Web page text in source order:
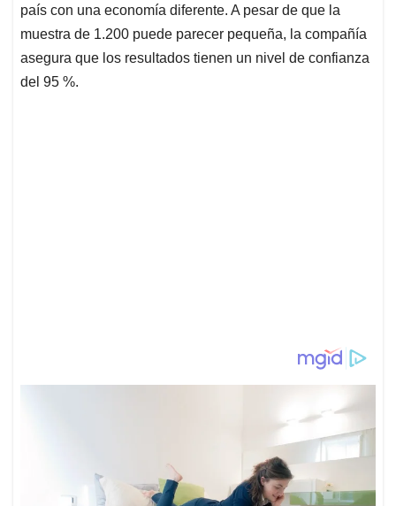
país con una economía diferente. A pesar de que la
muestra de 1.200 puede parecer pequeña, la compañía
asegura que los resultados tienen un nivel de confianza
del 95 %.